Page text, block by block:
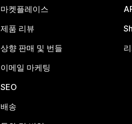
마켓플레이스
제품 리뷰
상향 판매 및 번들
이메일 마케팅
SEO
배송